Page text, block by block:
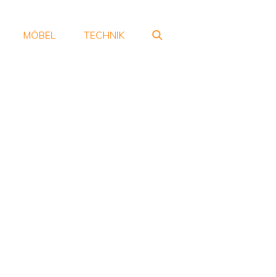
MÖBEL TECHNIK